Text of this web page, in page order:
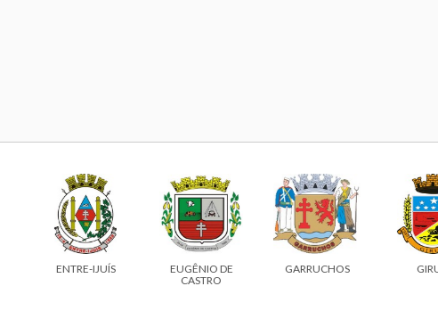
ENTRE-IJUÍS
EUGÊNIO DE
CASTRO
GARRUCHOS GIRUÁ